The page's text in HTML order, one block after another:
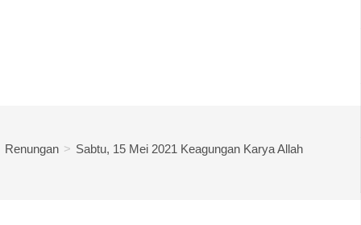
Renungan > Sabtu, 15 Mei 2021 Keagungan Karya Allah